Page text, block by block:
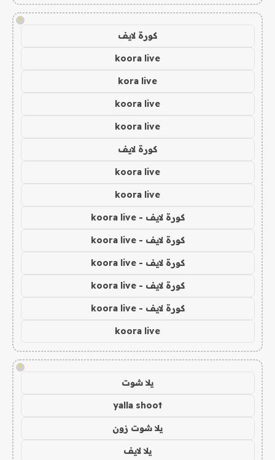
!
كورة لايف
koora live
kora live
koora live
koora live
كورة لايف
koora live
koora live
كورة لايف - koora live
كورة لايف - koora live
كورة لايف - koora live
كورة لايف - koora live
كورة لايف - koora live
koora live
!
يلا شوت
yalla shoot
يلا شوت زون
يلا لايف